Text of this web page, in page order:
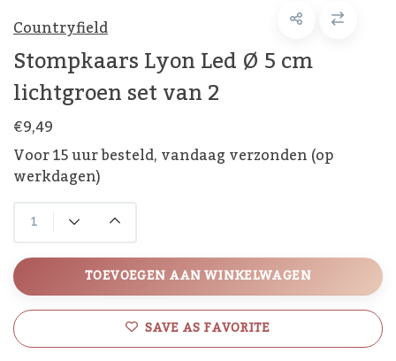
Countryfield
Stompkaars Lyon Led Ø 5 cm
lichtgroen set van 2
€9,49
Voor 15 uur besteld, vandaag verzonden (op
werkdagen)
TOEVOEGEN AAN WINKELWAGEN
SAVE AS FAVORITE